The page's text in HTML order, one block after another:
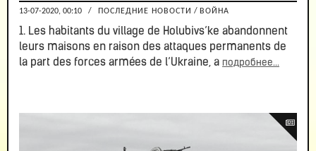
13-07-2020, 00:10 / ПОСЛЕДНИЕ НОВОСТИ / ВОЙНА
1. Les habitants du village de Holubivs’ke abandonnent
leurs maisons en raison des attaques permanents de
la part des forces armées de l’Ukraine, a подробнее...